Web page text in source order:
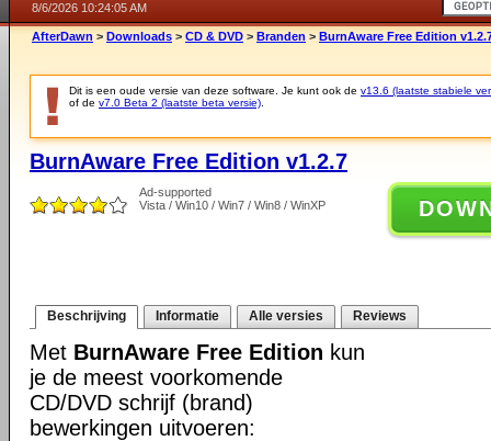
8/6/2026 10:24:05 AM
AfterDawn > Downloads > CD & DVD > Branden > BurnAware Free Edition
Dit is een oude versie van deze software. Je kunt ook de v13.6 (laatste stabiele
of de v7.0 Beta 2 (laatste beta versie)
BurnAware Free Edition v1.2.7
Ad-supported
Vista / Win10 / Win7 / Win8 / WinXP
Beschrijving Informatie Alle versies Reviews
Met BurnAware Free Edition kun
je de meest voorkomende
CD/DVD schrijf (brand)
bewerkingen uitvoeren: